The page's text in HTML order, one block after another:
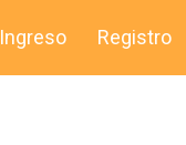
Ingreso Registro